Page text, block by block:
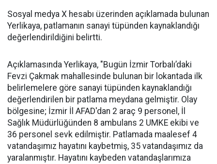
Sosyal medya X hesabı üzerinden açıklamada bulunan
Yerlikaya, patlamanın sanayi tüpünden kaynaklandığı
değerlendirildiğini belirtti.
Açıklamasında Yerlikaya, "Bugün İzmir Torbalı’daki
Fevzi Çakmak mahallesinde bulunan bir lokantada ilk
belirlemelere göre sanayi tüpünden kaynaklandığı
değerlendirilen bir patlama meydana gelmiştir. Olay
bölgesine; İzmir İl AFAD'dan 2 araç 9 personel, İl
Sağlık Müdürlüğünden 8 ambulans 2 UMKE ekibi ve
36 personel sevk edilmiştir. Patlamada maalesef 4
vatandaşımız hayatını kaybetmiş, 35 vatandaşımız da
yaralanmıştır. Hayatını kaybeden vatandaşlarımıza